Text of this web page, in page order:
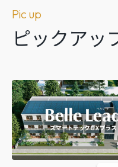
Pic up
ピックアッ